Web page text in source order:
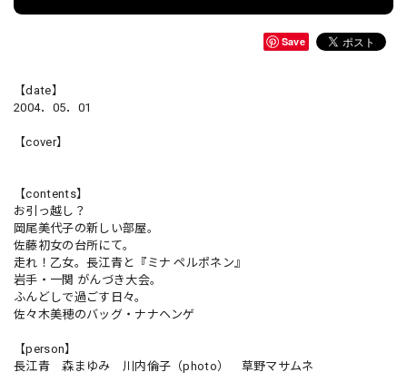
Save
【date】
2004．05．01
【cover】
【contents】
お引っ越し？
岡尾美代子の新しい部屋。
佐藤初女の台所にて。
走れ！乙女。長江青と『ミナ ペルポネン』
岩手・一関 がんづき大会。
ふんどしで過ごす日々。
佐々木美穂のバッグ・ナナヘンゲ
【person】
長江青 森まゆみ 川内倫子（photo） 草野マサムネ